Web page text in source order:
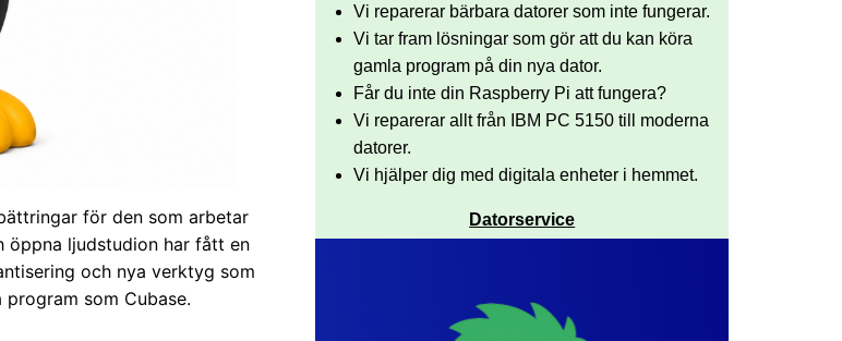
för den som arbetar
öppna ljudstudion har fått en
och nya verktyg som
som Cubase.
Vi reparerar bärbara datorer som inte fungerar.
Vi tar fram lösningar som gör att du kan köra
gamla program på din nya dator.
Får du inte din Raspberry Pi att fungera?
Vi reparerar allt från IBM PC 5150 till moderna
datorer.
Vi hjälper dig med digitala enheter i hemmet.
Datorservice